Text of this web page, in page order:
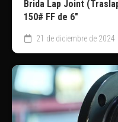
Brida Lap Joint
150# FF de 6″
21 de diciembre de 2024